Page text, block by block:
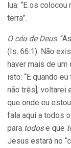
lua: “E os
terra”.
O céu de Deus.
(Is. 66:1). Não
haver mais de um
isto: “E quando
não três], voltarei
que onde eu
fala aqui a todos
para todose que
Jesus estará no